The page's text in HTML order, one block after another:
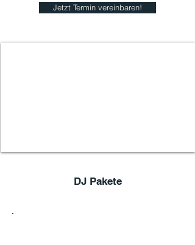
Jetzt Termin vereinbaren!
DJ Pakete